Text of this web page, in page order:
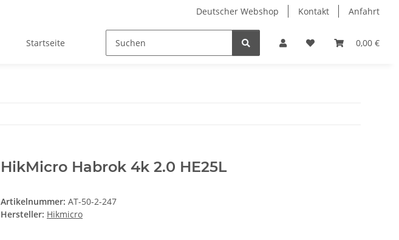
Deutscher Webshop Kontakt Anfahrt
0,00 €
Startseite
HikMicro Habrok 4k 2.0 HE25L
Artikelnummer: AT-50-2-247
Hersteller: Hikmicro